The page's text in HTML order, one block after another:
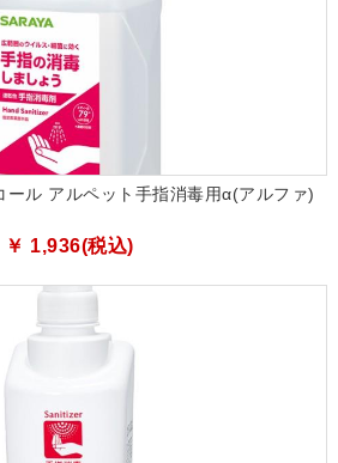
ール アルペット手指消毒用α(アルファ)
￥ 1,936(税込)